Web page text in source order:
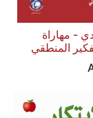
- مهاراة
المنطقي